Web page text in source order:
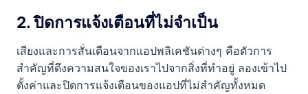
2. ปิดการแจ้งเตือนที่ไม่จำเป็น
เสียงและการสั่นเตือนจากแอปพลิเคชันต่างๆ คือตัวการ
สำคัญที่ดึงความสนใจของเราไปจากสิ่งที่ทำอยู่ ลองเข้าไป
ตั้งค่าและปิดการแจ้งเตือนของแอปที่ไม่สำคัญทั้งหมด